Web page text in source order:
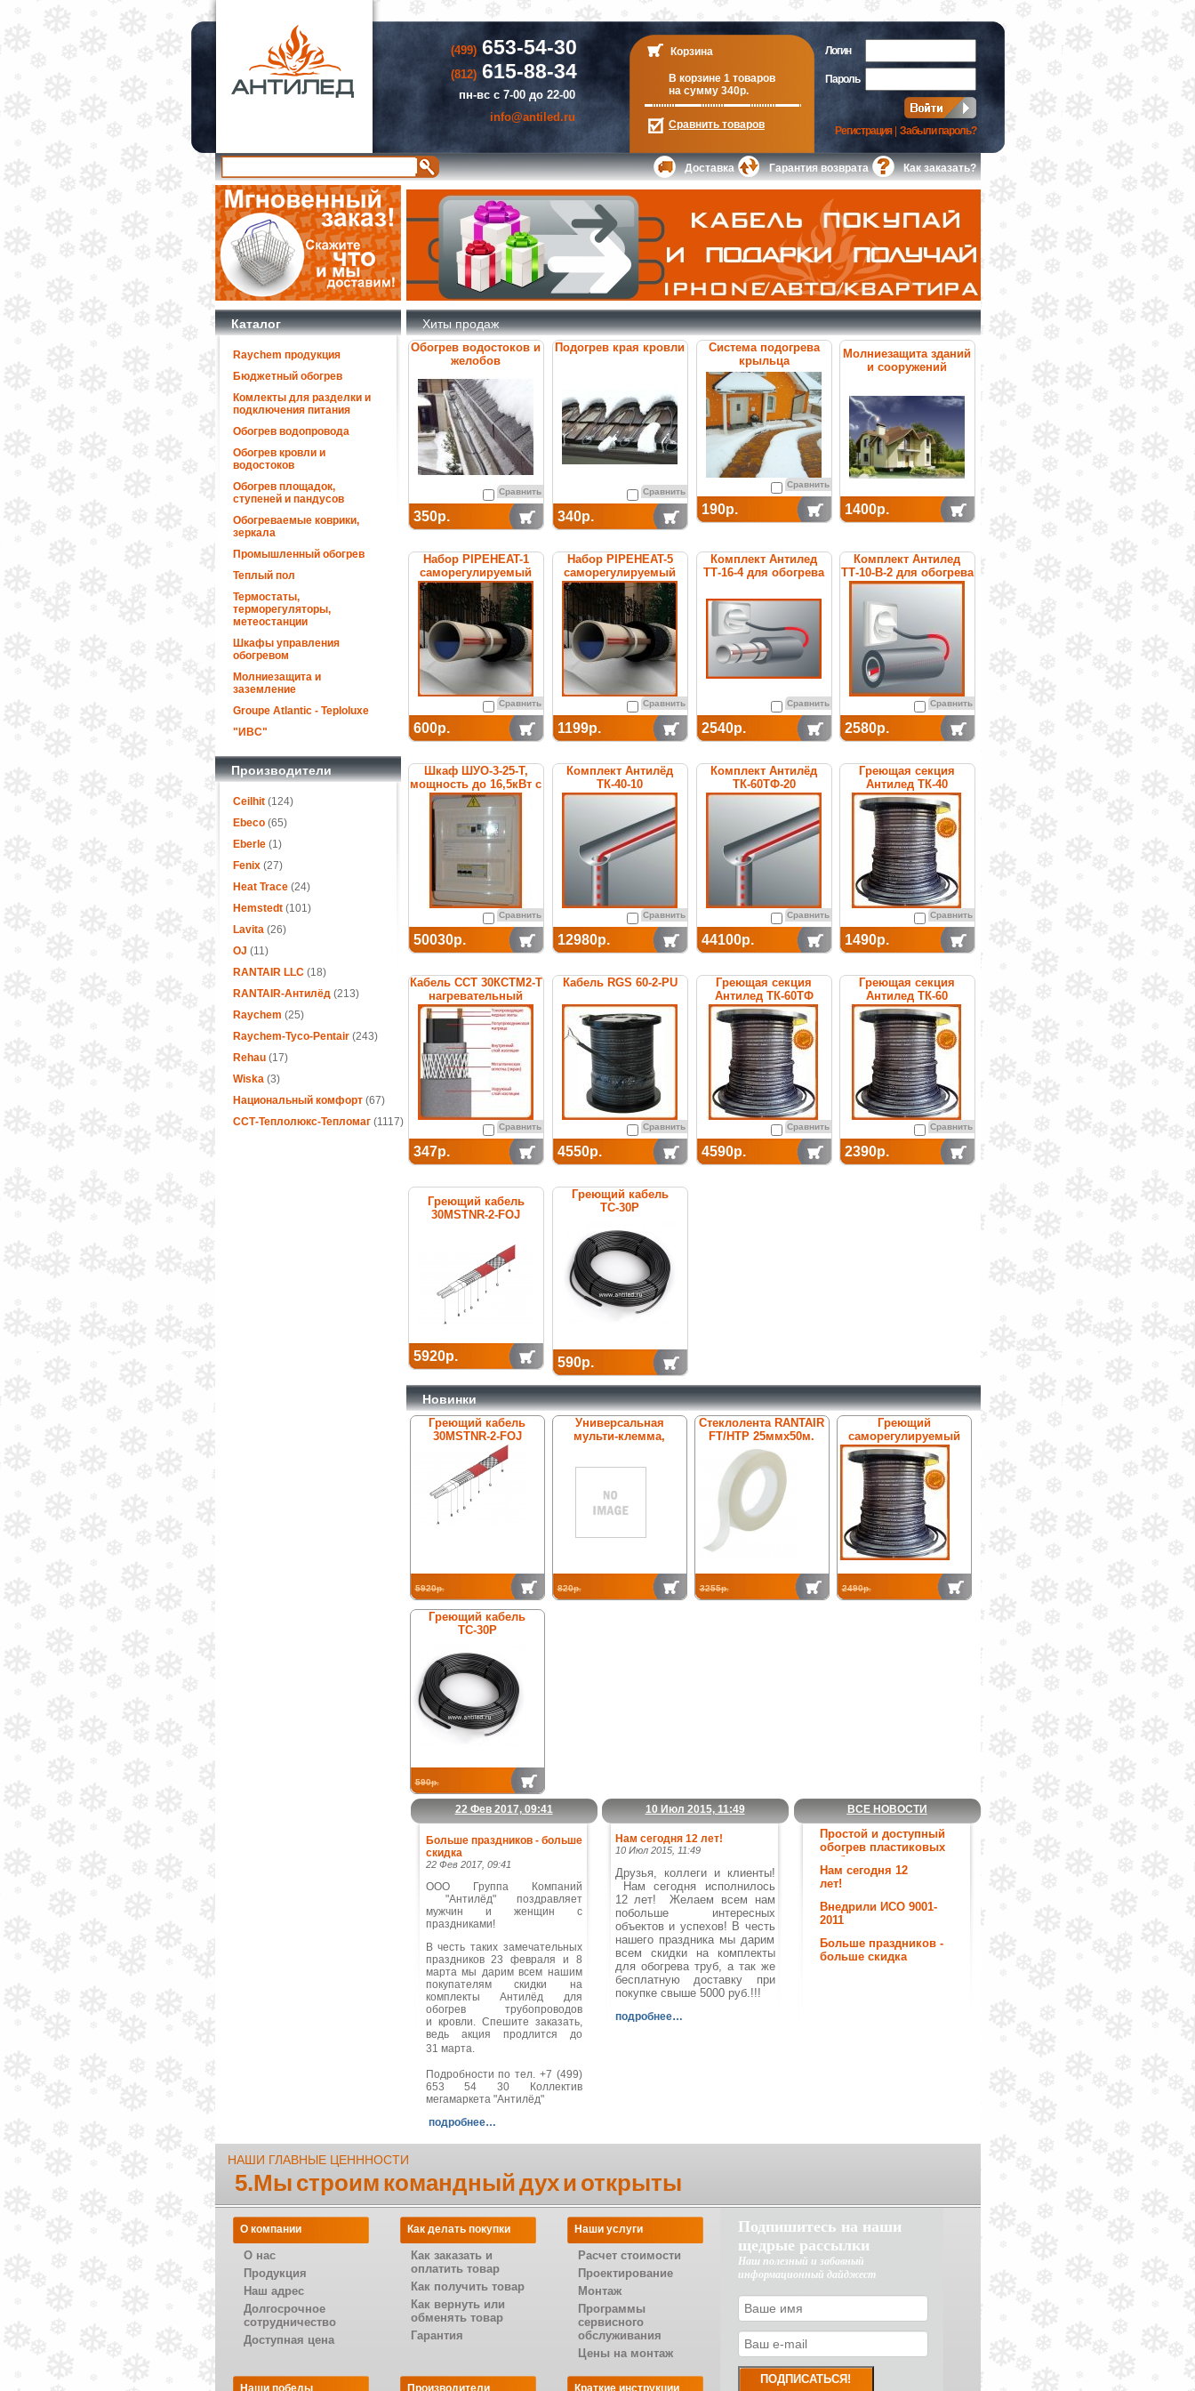
(499)653-54-30
(812)615-88-34
пн-вс с 7-00 до 22-00
info@antiled.ru
Корзина
В корзине 1 товаров
на сумму 340р.
Сравнить товаров
Логин
Пароль
Регистрация| Забыли пароль?
Доставка Гарантия возврата Как заказать?
Каталог
Raychem продукция
Бюджетный обогрев
Комлекты для разделки и
подключения питания
Обогрев водопровода
Обогрев кровли и
водостоков
Обогрев площадок,
ступеней и пандусов
Обогреваемые коврики,
зеркала
Промышленный обогрев
Теплый пол
Термостаты,
терморегуляторы,
метеостанции
Шкафы управления
обогревом
Молниезащита и
заземление
Groupe Atlantic - Teploluxe
"ИВС"
Производители
Ceilhit(124)
Ebeco(65)
Eberle(1)
Fenix(27)
Heat Trace(24)
Hemstedt(101)
Lavita(26)
OJ (11)
RANTAIR LLC(18)
RANTAIR-Антилёд(213)
Raychem (25)
Raychem-Tyco-Pentair (243)
Rehau(17)
Wiska(3)
Национальный комфорт(67)
ССТ-Теплолюкс-Тепломаг(1117)
Хиты продаж
Обогрев водостоков и
желобов
Сравнить
350р.
Подогрев края кровли
Сравнить
340р.
Система подогрева
крыльца
Сравнить
190р.
Молниезащита зданий
и сооружений
1400р.
Набор PIPEHEAT-1
саморегулируемый
для обогрева
пластиковых труб
Сравнить
600р.
Набор PIPEHEAT-5
саморегулируемый
для обогрева
пластиковых труб
Сравнить
1199р.
Комплект Антилед
ТТ-16-4 для обогрева
Сравнить
2540р.
Комплект Антилед
ТТ-10-В-2 для обогрева
труб
Сравнить
2580р.
Шкаф ШУО-3-25-T,
мощность до 16,5кВт с
термостатом
Сравнить
50030р.
Комплект Антилёд
ТК-40-10
Сравнить
12980р.
Комплект Антилёд
ТК-60ТФ-20
Сравнить
44100р.
Греющая секция
Антилед ТК-40
саморегулируемая
Сравнить
1490р.
Кабель ССТ 30КСТМ2-Т
нагревательный
саморегулирующийся
Сравнить
347р.
Кабель RGS 60-2-PU
Сравнить
4550р.
Греющая секция
Антилед ТК-60ТФ
саморегулируемая
Сравнить
4590р.
Греющая секция
Антилед ТК-60
саморегулируемая
Сравнить
2390р.
Греющий кабель
30MSTNR-2-FOJ
5920р.
Греющий кабель
ТС-30Р
590р.
Новинки
Греющий кабель
30MSTNR-2-FOJ
5920р.
Универсальная
мульти-клемма,
820р.
Стеклолента RANTAIR
FT/HTP 25ммх50м.
3255р.
Греющий
саморегулируемый
кабель Антилёд
ТК-31ТФ
2490р.
Греющий кабель
ТС-30Р
590р.
22 Фев 2017, 09:41
Больше праздников - больше
скидка
22 Фев 2017, 09:41
ООО Группа Компаний
"Антилёд" поздравляет
мужчин и женщин с
праздниками!
В честь таких замечательных
праздников 23 февраля и 8
марта мы дарим всем нашим
покупателям скидки на
комплекты Антилёд для
обогрев трубопроводов
и кровли. Спешите заказать,
ведь акция продлится до
31 марта.
Подробности по тел. +7 (499)
653 54 30 Коллектив
мегамаркета "Антилёд"
подробнее…
10 Июл 2015, 11:49
Нам сегодня 12 лет!
10 Июл 2015, 11:49
Друзья, коллеги и клиенты!
Нам сегодня исполнилось
12 лет! Желаем всем нам
побольше интересных
объектов и успехов! В честь
нашего праздника мы дарим
всем скидки на комплекты
для обогрева труб, а так же
бесплатную доставку при
покупке свыше 5000 руб.!!!
подробнее…
ВСЕ НОВОСТИ
Простой и доступный
обогрев пластиковых
труб.
Нам сегодня 12
лет!
Внедрили ИСО 9001-
2011
Больше праздников -
больше скидка
НАШИ ГЛАВНЫЕ ЦЕНННОСТИ
5.Мы строим командный дух и открыты
О компании
О нас
Продукция
Наш адрес
Долгосрочное
сотрудничество
Доступная цена
Как делать покупки
Как заказать и
оплатить товар
Как получить товар
Как вернуть или
обменять товар
Гарантия
Наши услуги
Расчет стоимости
Проектирование
Монтаж
Программы
сервисного
обслуживания
Цены на монтаж
Наши победы Производители Краткие инструкции
Подпишитесь на наши
щедрые рассылки
Наш полезный и забавный
информационный дайджест